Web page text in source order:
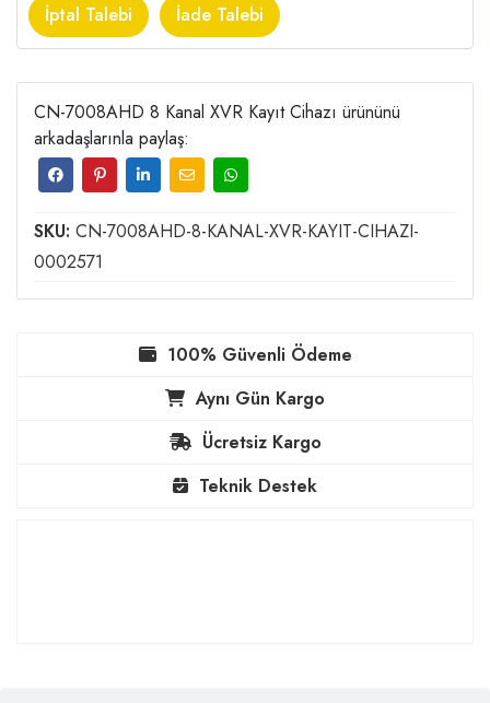
İptal Talebi
İade Talebi
CN-7008AHD 8 Kanal XVR Kayıt Cihazı ürününü
arkadaşlarınla paylaş:
SKU: CN-7008AHD-8-KANAL-XVR-KAYIT-CIHAZI-
0002571
100% Güvenli Ödeme
Aynı Gün Kargo
Ücretsiz Kargo
Teknik Destek